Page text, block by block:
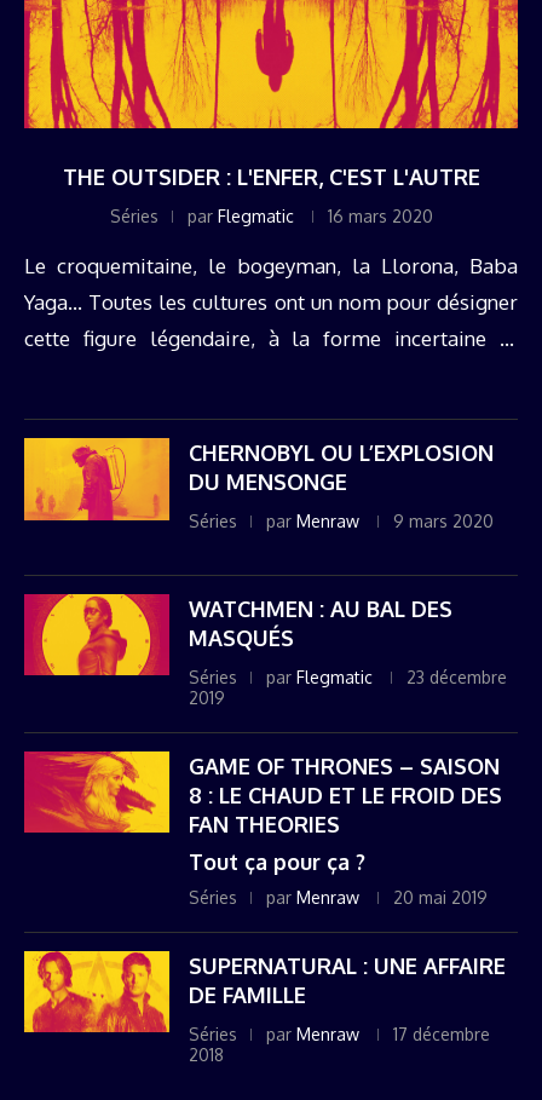
THE OUTSIDER : L'ENFER, C'EST L'AUTRE
Séries par Flegmatic 16 mars 2020
Le croquemitaine, le bogeyman, la Llorona, Baba
Yaga… Toutes les cultures ont un nom pour désigner
cette figure légendaire, à la forme incertaine et
CHERNOBYL OU L’EXPLOSION
DU MENSONGE
Séries par Menraw 9 mars 2020
WATCHMEN : AU BAL DES
MASQUÉS
Séries par Flegmatic
23 décembre
2019
GAME OF THRONES – SAISON
8 : LE CHAUD ET LE FROID DES
FAN THEORIES
Tout ça pour ça ?
Séries par Menraw 20 mai 2019
SUPERNATURAL : UNE AFFAIRE
DE FAMILLE
Séries par Menraw
17 décembre
2018